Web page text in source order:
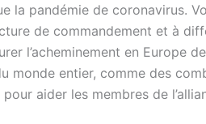
la pandémie de coronavirus.
de commandement et à
l’acheminement en Europe
monde entier, comme des
aider les membres de